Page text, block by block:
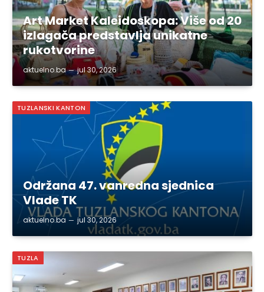
Art Market Kaleidoskopa: Više od 20
izlagača predstavlja unikatne
rukotvorine
aktuelno.ba jul 30, 2026
TUZLANSKI KANTON
Održana 47. vanredna sjednica
Vlade TK
aktuelno.ba jul 30, 2026
TUZLA